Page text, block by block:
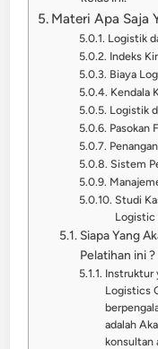
Materi Apa Saja
Logistik
Indeks
Biaya
Kendala
Logistik
Pasokan
Sistem
Studi
Logistic
Siapa Yang
Pelatihan ini ?
Instruktur
Logistics
adalah
konsultan